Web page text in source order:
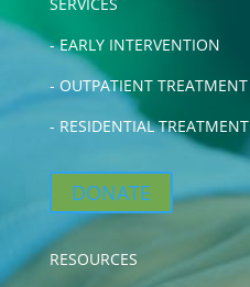
-EARLY INTERVENTION
- OUTPATIENT TREATMENT
- RESIDENTIAL TREATMENT
DONATE
RESOURCES